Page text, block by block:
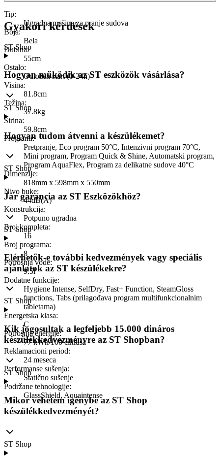
Tip:
Ugradna mašina za pranje sudova
Boja:
Bela
Dubina:
55cm
Ostalo:
Odložen start (0-24h)
Visina:
81.8cm
Težina:
37.8kg
Širina:
59.8cm
Programi:
Pretpranje, Eco program 50°C, Intenzivni program 70°C,
Mini program, Program Quick & Shine, Automatski program,
Program AquaFlex, Program za delikatne sudove 40°C
Dimenzije:
818mm x 598mm x 550mm
Nivo buke:
44dB(A)
Konstrukcija:
Potpuno ugradna
Broj kompleta:
16
Broj programa:
8
Potrošnja vode:
9.5l
Dodatne funkcije:
Hygiene Intense, SelfDry, Fast+ Function, SteamGloss
functions, Tabs (prilagođava program multifunkcionalnim
tabletama)
Energetska klasa:
C
Potrošnja energije:
77 kWh/100 ciklusa
Reklamacioni period:
24 meseca
Performanse sušenja:
Statično sušenje
Podržane tehnologije:
GlassShield, Aquaintense
Gyakori kérdések
ST Shop
Hogyan működik az ST eszközök vásárlása?
ST Shop
Hogyan tudom átvenni a készülékemet?
ST Shop
Jár garancia az ST Eszközökhöz?
ST Shop
Elérhetők-e további kedvezmények vagy speciális
ajánlatok az ST készülékekre?
ST Shop
Kik jogosultak a legfeljebb 15.000 dináros
készülékkedvezményre az ST Shopban?
ST Shop
Mikor vehetem igénybe az ST Shop
készülékkedvezményét?
ST Shop